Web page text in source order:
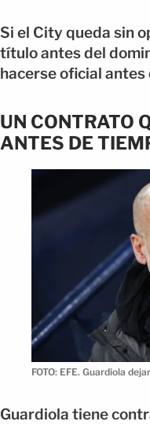
Si el City queda sin
título antes del
hacerse oficial
UN CONTRATO
ANTES DE
FOTO: EFE. Guardiola
Guardiola tiene